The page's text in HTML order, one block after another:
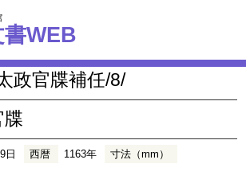
WEB
政官牒補任/8/
牒
日 西暦 1163年
寸法（mm）